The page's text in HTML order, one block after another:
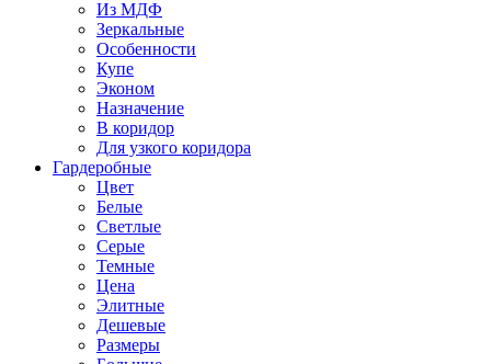
Из МДФ
Зеркальные
Особенности
Купе
Эконом
Назначение
В коридор
Для узкого коридора
Гардеробные
Цвет
Белые
Светлые
Серые
Темные
Цена
Элитные
Дешевые
Размеры